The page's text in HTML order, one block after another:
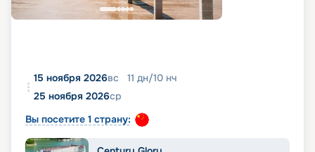
15 ноября 2026вс 11 дн/10 нч
25 ноября 2026ср
Вы посетите 1 страну: